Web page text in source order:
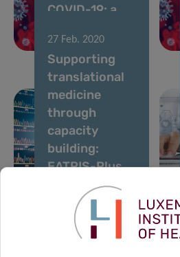
COVID-19: a
and IBBL
27 Feb. 2020
Supporting
translational
medicine
through
capacity
building:
EATRIS-Plus
kicks off
2